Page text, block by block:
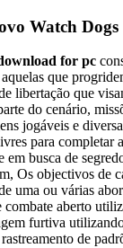
Watch
for pc
que
libertação que
do cenário,
jogáveis ​​e
para completar
em busca de
Os objectivos de
uma ou várias
combate aberto
furtiva
de